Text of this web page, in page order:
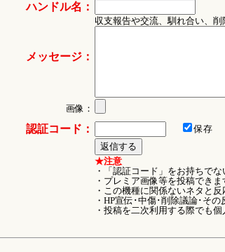
ハンドル名：
メッセージ：
収支報告や交流、馴れ合い、削
画像：
認証コード： 保存
★注意
・「認証コード」をお持ちでな
・プレミア画像等を投稿でき
・この機種に関係ないネタと反
・HP宣伝･中傷･削除議論･そ
・投稿を二次利用する際でも個